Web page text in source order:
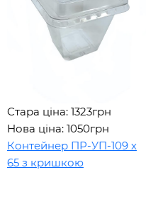
Стара ціна: 1323грн
Нова ціна: 1050грн
Контейнер ПР-УП-109 х
65 з кришкою